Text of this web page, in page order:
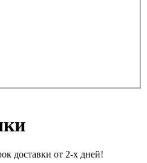
доставки от 2-х дней!